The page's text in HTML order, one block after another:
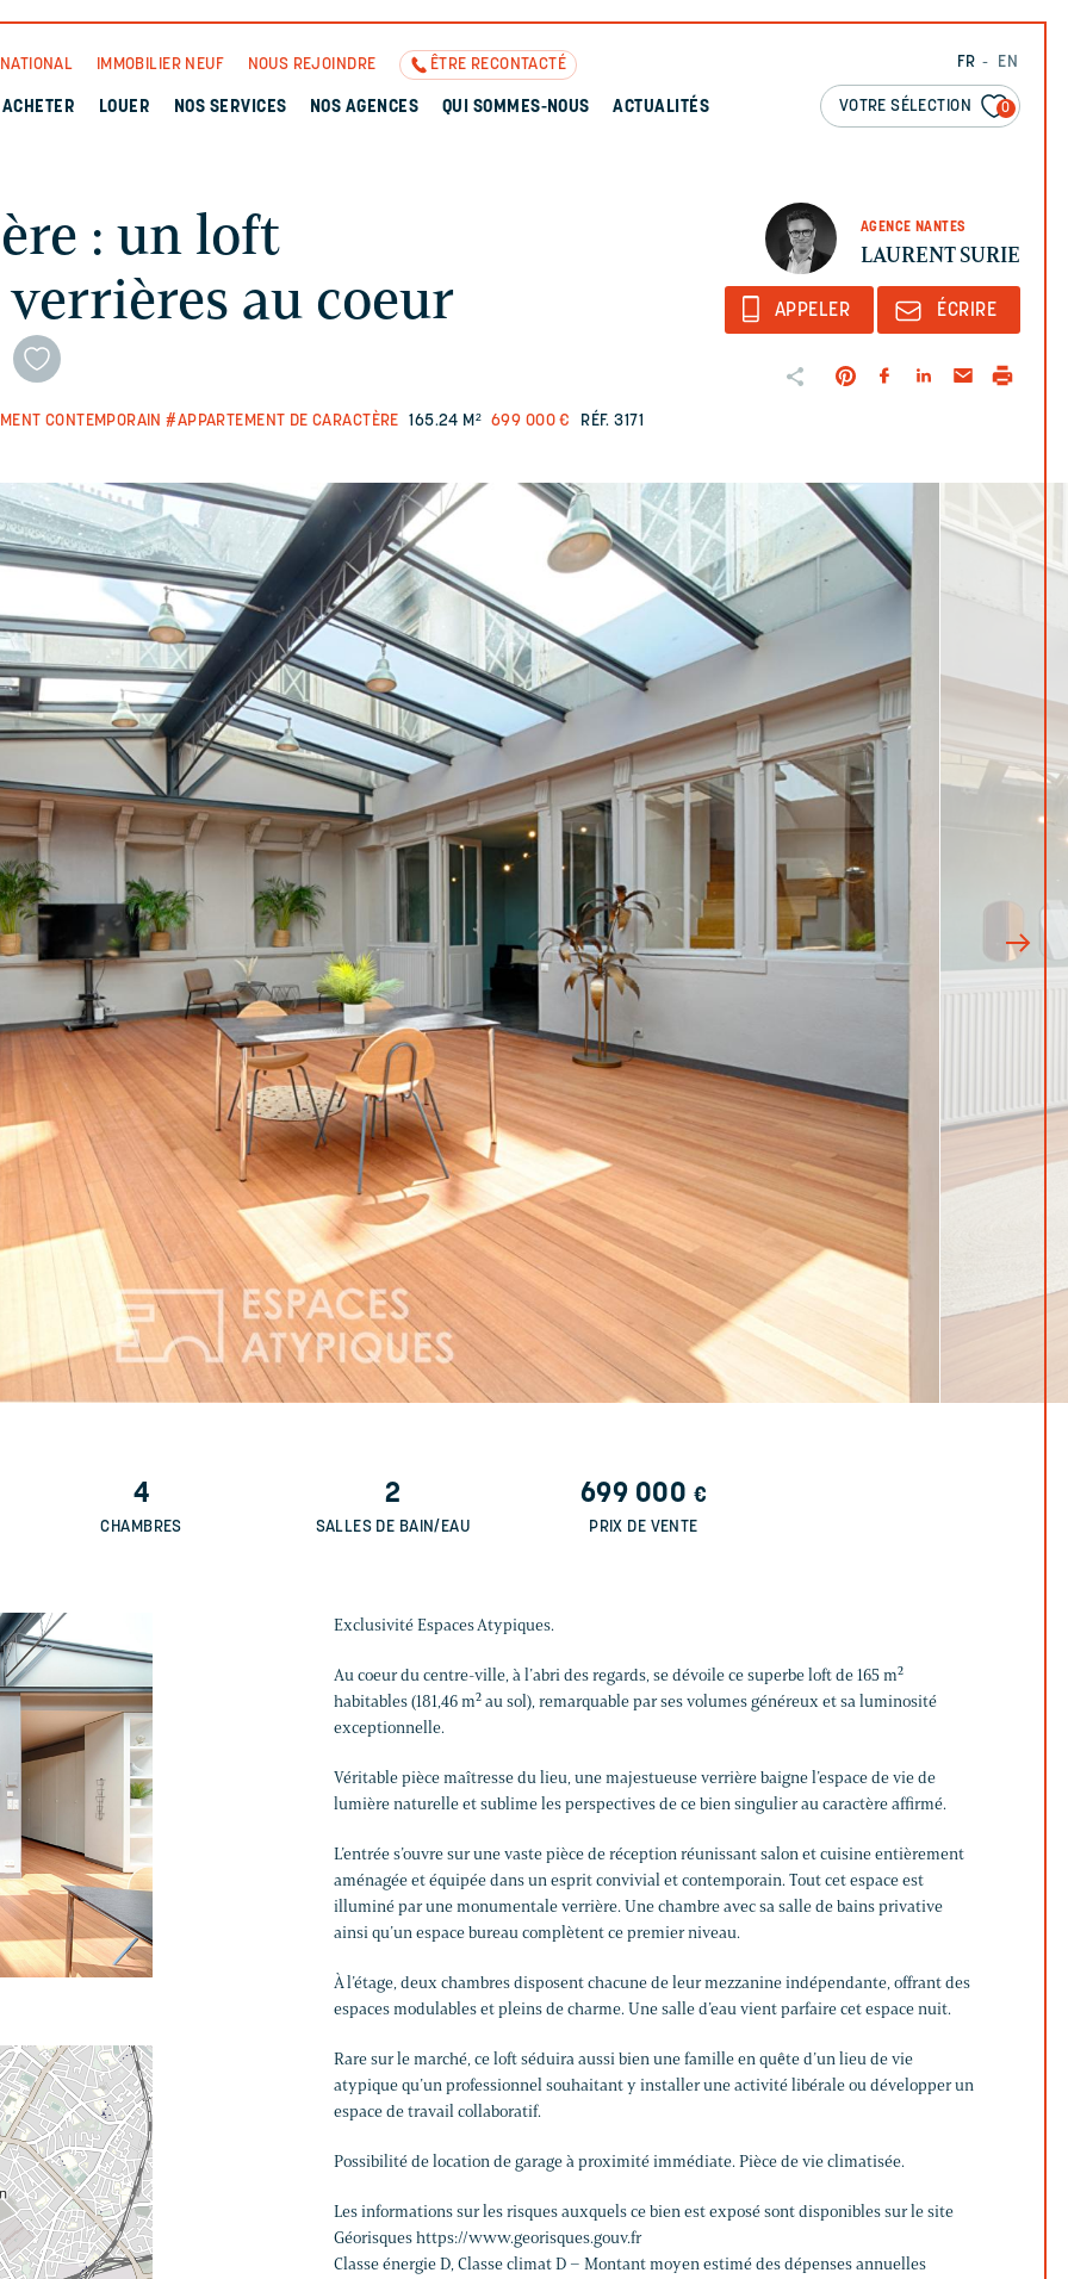
FR EN
VOTRE SÉLECTION 0
IMMOBILIER NEUF NOUS REJOINDRE ÊTRE RECONTACTÉ
ACHETER LOUER NOS SERVICES NOS AGENCES QUI SOMMES-NOUS ACTUALITÉS
AGENCE NANTES
LAURENT SURIE
: un loft
verrières au coeur
CONTEMPORAIN #APPARTEMENT DE CARACTÈRE 165.24 M² 699 000 € RÉF. 3171
APPELER ÉCRIRE
4
CHAMBRES
2
SALLES DE BAIN/EAU
699 000 €
PRIX DE VENTE
Exclusivité Espaces Atypiques.
Au coeur du centre-ville, à l’abri des regards, se dévoile ce superbe loft de 165 m²
habitables (181,46 m² au sol), remarquable par ses volumes généreux et sa luminosité
exceptionnelle.
Véritable pièce maîtresse du lieu, une majestueuse verrière baigne l’espace de vie de
lumière naturelle et sublime les perspectives de ce bien singulier au caractère affirmé.
L’entrée s’ouvre sur une vaste pièce de réception réunissant salon et cuisine entièrement
aménagée et équipée dans un esprit convivial et contemporain. Tout cet espace est
illuminé par une monumentale verrière. Une chambre avec sa salle de bains privative
ainsi qu’un espace bureau complètent ce premier niveau.
À l’étage, deux chambres disposent chacune de leur mezzanine indépendante, offrant des
espaces modulables et pleins de charme. Une salle d’eau vient parfaire cet espace nuit.
Rare sur le marché, ce loft séduira aussi bien une famille en quête d’un lieu de vie
atypique qu’un professionnel souhaitant y installer une activité libérale ou développer un
espace de travail collaboratif.
Possibilité de location de garage à proximité immédiate. Pièce de vie climatisée.
Les informations sur les risques auxquels ce bien est exposé sont disponibles sur le site
Géorisques https://www.georisques.gouv.fr
Classe énergie D, Classe climat D – Montant moyen estimé des dépenses annuelles